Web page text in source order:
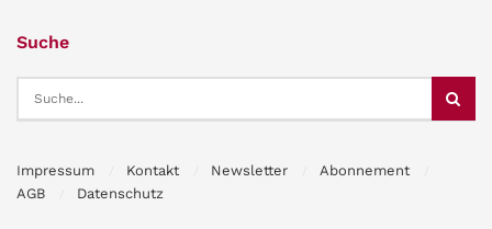
Suche
Impressum Kontakt Newsletter
Abonnement
AGB
Datenschutz